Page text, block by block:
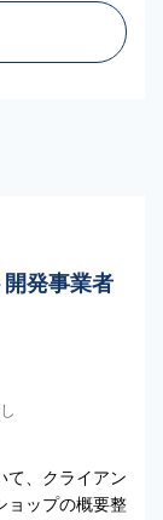
開発事業者
て、クライアン
ョップの概要整